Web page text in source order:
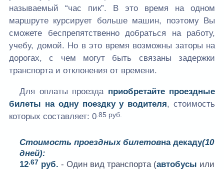
называемый “час пик”. В это время на одном
маршруте курсирует больше машин, поэтому Вы
сможете беспрепятственно добраться на работу,
учебу, домой. Но в это время возможны заторы на
дорогах, с чем могут быть связаны задержки
транспорта и отклонения от времени.
Для оплаты проезда приобретайте проездные
билеты на одну поездку у водителя, стоимость
которых составляет: 0 .85 руб.
Стоимость проездных билетовна декаду(10
дней):
12.67 руб. - Один вид транспорта (автобусы или